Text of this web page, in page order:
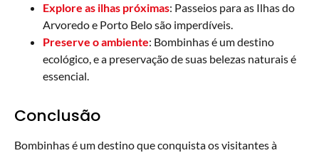
Explore as ilhas próximas: Passeios para as Ilhas do
Arvoredo e Porto Belo são imperdíveis.
Preserve o ambiente: Bombinhas é um destino
ecológico, e a preservação de suas belezas naturais é
essencial.
Conclusão
Bombinhas é um destino que conquista os visitantes à